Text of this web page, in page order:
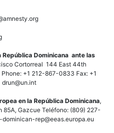
Dominicana ante las
Cortorreal 144 East 44th
+1 212-867-0833 Fax: +1
en la República Dominicana,
85A, Gazcue Teléfono: (809) 227-
rep@eeas.europa.eu